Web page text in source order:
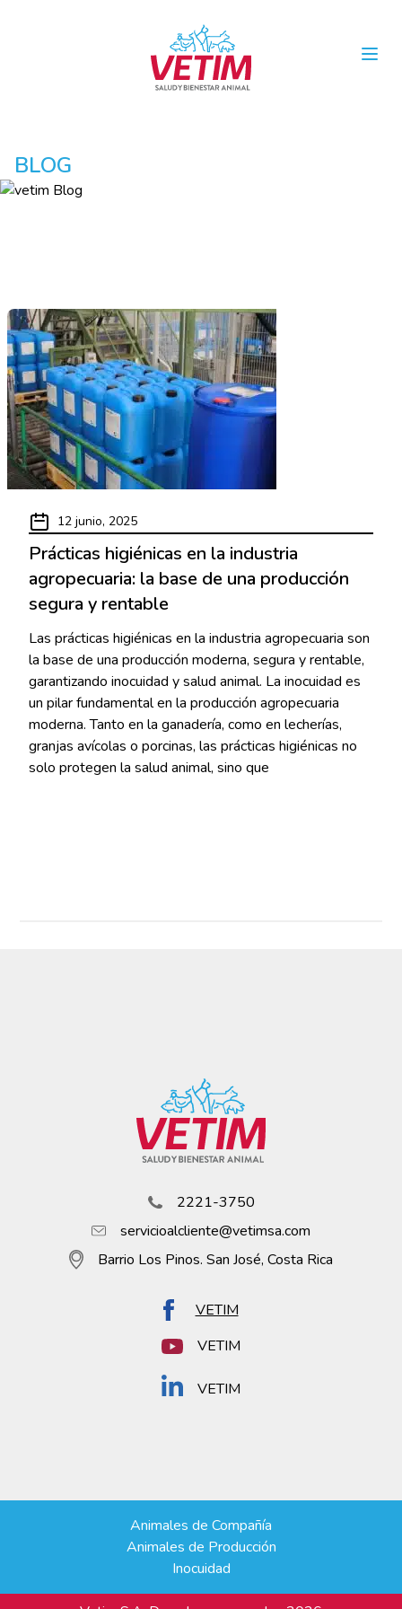
BLOG
12 junio, 2025
Prácticas higiénicas en la industria
agropecuaria: la base de una producción
segura y rentable
Las prácticas higiénicas en la industria agropecuaria son
la base de una producción moderna, segura y rentable,
garantizando inocuidad y salud animal. La inocuidad es
un pilar fundamental en la producción agropecuaria
moderna. Tanto en la ganadería, como en lecherías,
granjas avícolas o porcinas, las prácticas higiénicas no
solo protegen la salud animal, sino que
2221-3750
servicioalcliente@vetimsa.com
Barrio Los Pinos. San José, Costa Rica
VETIM
VETIM
VETIM
Animales de Compañía
Animales de Producción
Inocuidad